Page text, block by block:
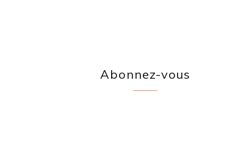
Abonnez-vous